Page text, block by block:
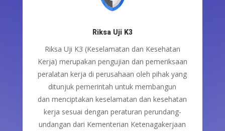
Riksa Uji K3
Riksa Uji K3 (Keselamatan dan Kesehatan
Kerja) merupakan pengujian dan pemeriksaan
peralatan kerja di perusahaan oleh pihak yang
ditunjuk pemerintah untuk membangun
danmenciptakan keselamatan dan kesehatan
kerja sesuai dengan peraturan perundang-
undangan dari Kementerian Ketenagakerjaan